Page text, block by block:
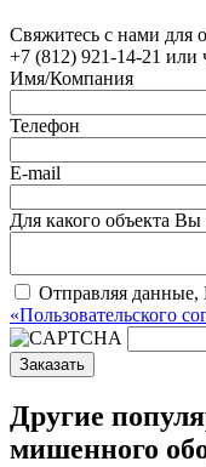
Свяжитесь с нами для
+7 (812) 921-14-21 или
Имя/Компания
Телефон
E-mail
Для какого объекта
Отправляя
«Пользовательского
Заказать
Другие
мишенного